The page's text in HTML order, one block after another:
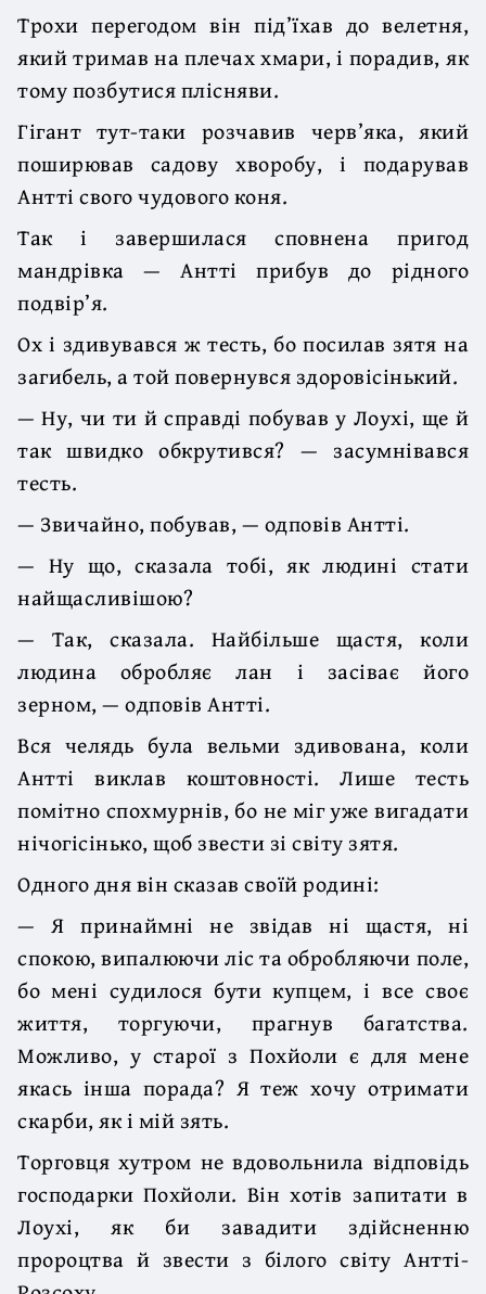
Трохи перегодом він під’їхав до велетня,
який тримав на плечах хмари, і порадив, як
тому позбутися плісняви.
Гігант тут-таки розчавив черв’яка, який
поширював садову хворобу, і по­дарував
Антті свого чудового коня.
Так і завершилася сповнена пригод
мандрівка — Антті прибув до рідного
подвір’я.
Ох і здивувався ж тесть, бо посилав зятя на
загибель, а той повернув­ся здоровісінький.
— Ну, чи ти й справді побував у Лоухі, ще й
так швидко обкрутився? — засумнівався
тесть.
— Звичайно, побував, — одповів Антті.
— Ну що, сказала тобі, як людині стати
найщасливішою?
— Так, сказала. Найбільше щастя, коли
людина обробляє лан і засіває йо­го
зерном, — одповів Антті.
Вся челядь була вельми здивована, коли
Антті виклав коштовності. Лише тесть
помітно спохмурнів, бо не міг уже вигадати
нічогісінько, щоб звести зі світу зятя.
Одного дня він сказав своїй родині:
— Я принаймні не звідав ні щастя, ні
спокою, випалюючи ліс та обробляю­чи поле,
бо мені судилося бути купцем, і все своє
життя, торгуючи, прагнув багатства.
Можливо, у старої з Похйоли є для мене
якась інша порада? Я теж хочу отримати
скарби, як і мій зять.
Торговця хутром не вдовольнила відповідь
господарки Похйоли. Він хотів запитати в
Лоухі, як би завадити здійсненню
пророцтва й звести з білого сві­ту Антті-